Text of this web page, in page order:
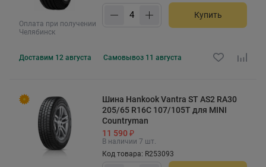
Оплата при получении
Челябинск
Купить
Доставим 12 августа Самовывоз 11 августа
Шина Hankook Vantra ST AS2 RA30
205/65 R16C 107/105T для MINI
Countryman
11 590 ₽
В наличии 7 шт.
Код товара: R253093